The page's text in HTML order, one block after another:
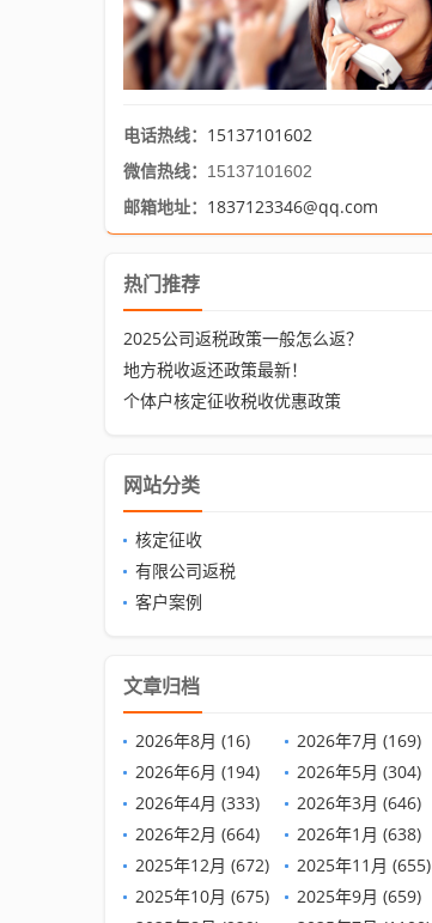
电话热线： 15137101602
微信热线： 15137101602
邮箱地址： 1837123346@qq.com
热门推荐
2025公司返税政策一般怎么返？
地方税收返还政策最新！
个体户核定征收税收优惠政策
网站分类
核定征收
有限公司返税
客户案例
文章归档
2026年8月 (16)
2026年7月 (169)
2026年6月 (194)
2026年5月 (304)
2026年4月 (333)
2026年3月 (646)
2026年2月 (664)
2026年1月 (638)
2025年12月 (672)
2025年11月 (655)
2025年10月 (675)
2025年9月 (659)